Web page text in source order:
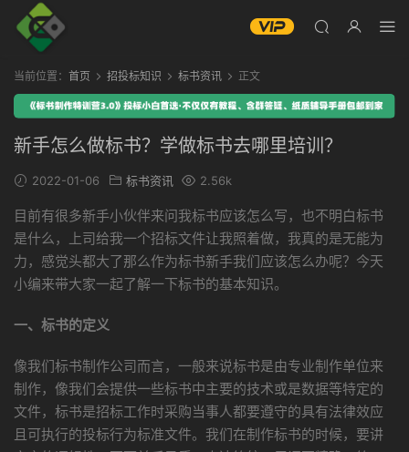
当前位置： 首页 招投标知识 标书资讯 正文
新手怎么做标书？学做标书去哪里培训？
2022-01-06 标书资讯 2.56k
目前有很多新手小伙伴来问我标书应该怎么写，也不明白标书
是什么，上司给我一个招标文件让我照着做，我真的是无能为
力，感觉头都大了那么作为标书新手我们应该怎么办呢？今天
小编来带大家一起了解一下标书的基本知识。
一、标书的定义
像我们标书制作公司而言，一般来说标书是由专业制作单位来
制作，像我们会提供一些标书中主要的技术或是数据等特定的
文件，标书是招标工作时采购当事人都要遵守的具有法律效应
且可执行的投标行为标准文件。我们在制作标书的时候，要讲